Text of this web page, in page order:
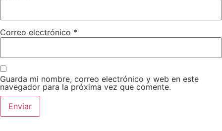
Correo electrónico *
Guarda mi nombre, correo electrónico y web en este
navegador para la próxima vez que comente.